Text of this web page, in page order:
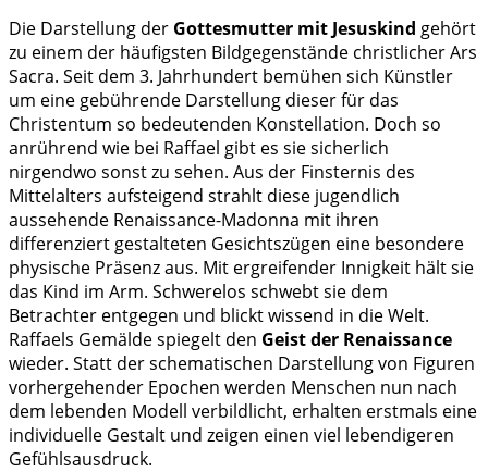
Die Darstellung der Gottesmutter mit Jesuskind gehört
zu einem der häufigsten Bildgegenstände christlicher Ars
Sacra. Seit dem 3. Jahrhundert bemühen sich Künstler
um eine gebührende Darstellung dieser für das
Christentum so bedeutenden Konstellation. Doch so
anrührend wie bei Raffael gibt es sie sicherlich
nirgendwo sonst zu sehen. Aus der Finsternis des
Mittelalters aufsteigend strahlt diese jugendlich
aussehende Renaissance-Madonna mit ihren
differenziert gestalteten Gesichtszügen eine besondere
physische Präsenz aus. Mit ergreifender Innigkeit hält sie
das Kind im Arm. Schwerelos schwebt sie dem
Betrachter entgegen und blickt wissend in die Welt.
Raffaels Gemälde spiegelt den Geist der Renaissance
wieder. Statt der schematischen Darstellung von Figuren
vorhergehender Epochen werden Menschen nun nach
dem lebenden Modell verbildlicht, erhalten erstmals eine
individuelle Gestalt und zeigen einen viel lebendigeren
Gefühlsausdruck.